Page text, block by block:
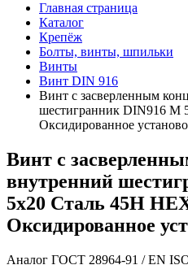
Главная страница
Каталог
Крепёж
Болты, винты, шпильки
Винты
Винт DIN 916
Винт с засверленным
шестигранник DIN916 М
Оксидированное
Винт с
внутренний
5х20 Сталь 45Н
Оксидированное
Аналог ГОСТ 28964-91 / EN